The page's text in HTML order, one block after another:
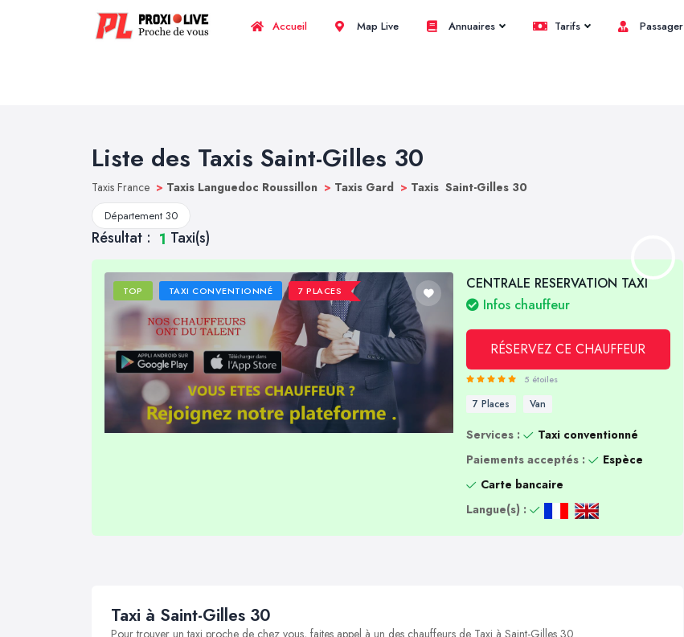
Accueil Map Live Annuaires Tarifs Passager
Liste des Taxis Saint-Gilles 30
Taxis France > Taxis Languedoc Roussillon > Taxis Gard > Taxis Saint-Gilles 30
Département 30
Résultat : 1 Taxi(s)
TOP TAXI CONVENTIONNÉ 7 PLACES
CENTRALE RESERVATION TAXI
Infos chauffeur
RÉSERVEZ CE CHAUFFEUR
5 étoiles
7 Places Van
Services :
Taxi conventionné
Paiements acceptés :
Espèce
Carte bancaire
Langue(s) :
Taxi à Saint-Gilles 30
Pour trouver un taxi proche de chez vous, faites appel à un des chauffeurs de Taxi à Saint-Gilles 30 .